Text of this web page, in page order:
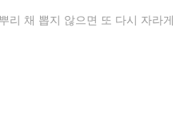
리 채 뽑지 않으면 또 다시 자라게